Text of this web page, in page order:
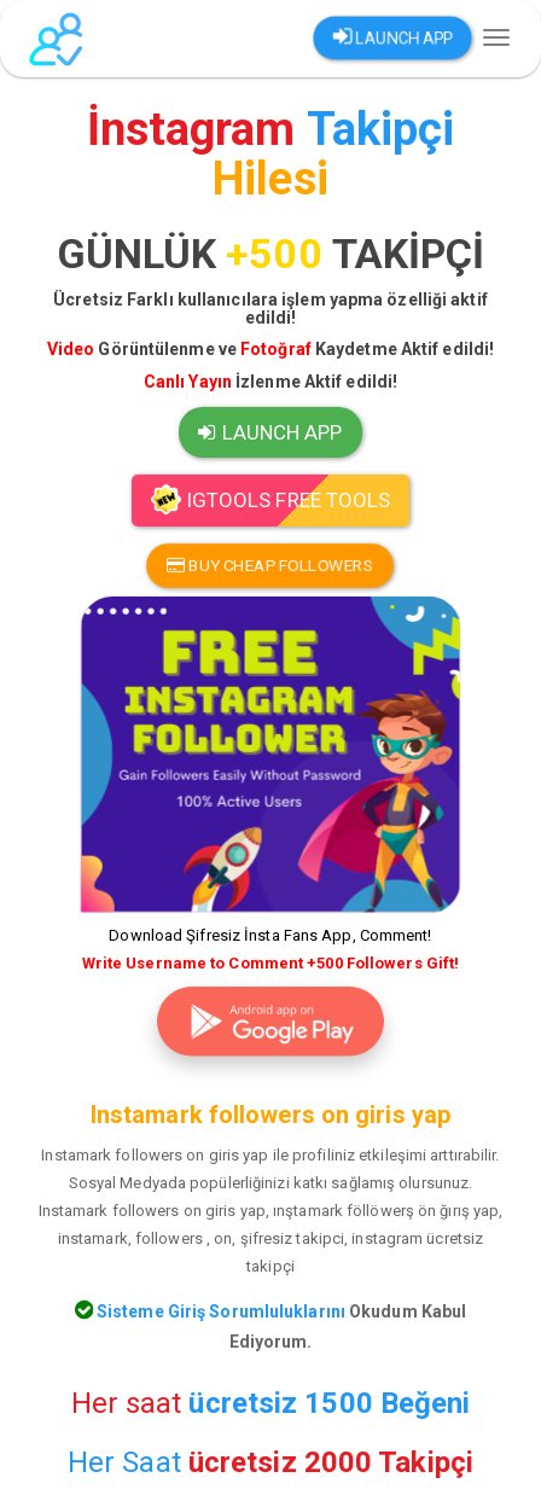
LAUNCH APP
İnstagram Takipçi
Hilesi
GÜNLÜK +500 TAKİPÇİ
Ücretsiz Farklı kullanıcılara işlem yapma özelliği aktif
edildi!
Video Görüntülenme ve Fotoğraf Kaydetme Aktif edildi!
Canlı Yayın İzlenme Aktif edildi!
LAUNCH APP
IGTOOLS FREE TOOLS
BUY CHEAP FOLLOWERS
Download Şifresiz İnsta Fans App, Comment!
Write Username to Comment +500 Followers Gift!
Instamark followers on giris yap
Instamark followers on giris yap ile profiliniz etkileşimi arttırabilir.
Sosyal Medyada popülerliğinizi katkı sağlamış olursunuz.
Instamark followers on giris yap, ınştamark föllöwerş ön ğırış yap,
instamark, followers , on, şifresiz takipci, instagram ücretsiz
takipçi
Sisteme Giriş Sorumluluklarını Okudum Kabul
Ediyorum.
Her saat ücretsiz 1500 Beğeni
Her Saat ücretsiz 2000 Takipçi